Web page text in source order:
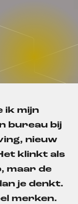
ik mijn
bureau bij
nieuw
klinkt als
maar de
je denkt.
merken.